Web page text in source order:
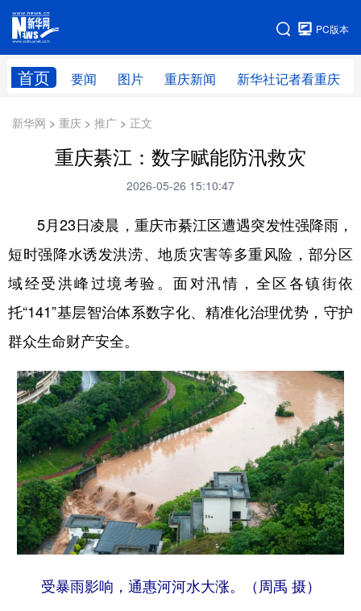
PC版本
首页 要闻 图片 重庆新闻 新华社记者看重庆
网站地图
新华网 > 重庆 > 推广 > 正文
重庆綦江：数字赋能防汛救灾
2026-05-26 15:10:47
5月23日凌晨，重庆市綦江区遭遇突发性强降雨，
短时强降水诱发洪涝、地质灾害等多重风险，部分区
域经受洪峰过境考验。面对汛情，全区各镇街依
托“141”基层智治体系数字化、精准化治理优势，守护
群众生命财产安全。
受暴雨影响，通惠河河水大涨。（周禹 摄）